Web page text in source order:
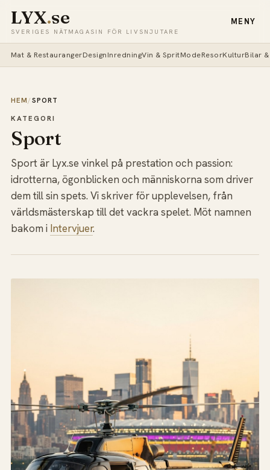
LYX.se
SVERIGES NÄTMAGASIN FÖR LIVSNJUTARE
MENY
Mat & RestaurangerDesignInredningVin & SpritModeResorKulturBilar
HEM / SPORT
KATEGORI
Sport
Sport är Lyx.se vinkel på prestation och passion:
idrotterna, ögonblicken och människorna som driver
dem till sin spets. Vi skriver för upplevelsen, från
världsmästerskap till det vackra spelet. Möt namnen
bakom i Intervjuer.